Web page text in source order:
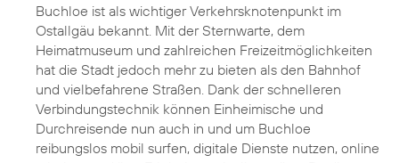
Buchloe ist als wichtiger Verkehrsknotenpunkt im
Ostallgäu bekannt. Mit der Sternwarte, dem
Heimatmuseum und zahlreichen Freizeitmöglichkeiten
hat die Stadt jedoch mehr zu bieten als den Bahnhof
und vielbefahrene Straßen. Dank der schnelleren
Verbindungstechnik können Einheimische und
Durchreisende nun auch in und um Buchloe
reibungslos mobil surfen, digitale Dienste nutzen, online